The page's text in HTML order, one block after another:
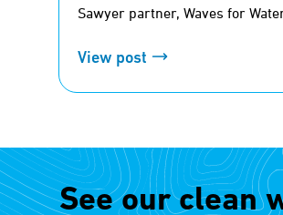
Sawyer partner, Waves for
View post
See our clean